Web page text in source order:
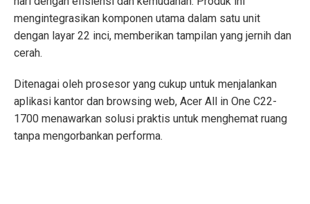
mengintegrasikan komponen utama dalam satu unit
dengan layar 22 inci, memberikan tampilan yang jernih dan
cerah.
Ditenagai oleh prosesor yang cukup untuk menjalankan
aplikasi kantor dan browsing web, Acer All in One C22-
1700 menawarkan solusi praktis untuk menghemat ruang
tanpa mengorbankan performa.